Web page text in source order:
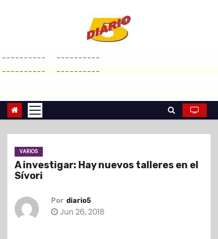
a
r
l
----------
----------
----------
----------
VARIOS
A investigar: Hay nuevos talleres en el
Sívori
Por diario5
Jun 26, 2018